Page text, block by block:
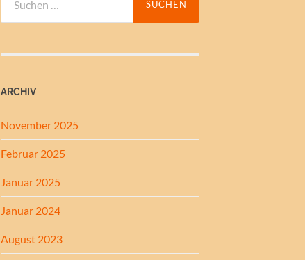
nach:
ARCHIV
November 2025
Februar 2025
Januar 2025
Januar 2024
August 2023